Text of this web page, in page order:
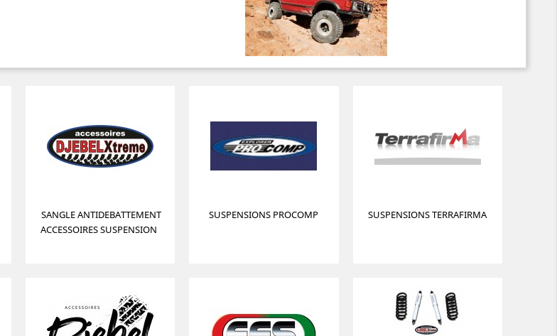
SANGLE ANTIDEBATTEMENT
ACCESSOIRES SUSPENSION
SUSPENSIONS PROCOMP SUSPENSIONS TERRAFIRMA